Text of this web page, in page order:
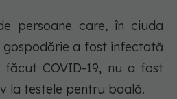
persoane care, în ciuda
a fost infectată
COVID-19, nu a fost
la testele pentru boală.